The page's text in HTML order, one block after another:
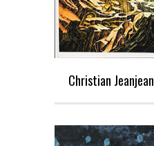
Christian Jeanjean